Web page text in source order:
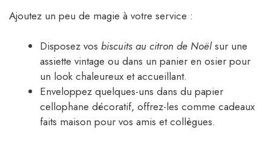
Ajoutez un peu de magie à votre service :
Disposez vos biscuits au citron de Noëlsur une
assiette vintage ou dans un panier en osier pour
un look chaleureux et accueillant.
Enveloppez quelques-uns dans du papier
cellophane décoratif, offrez-les comme cadeaux
faits maison pour vos amis et collègues.